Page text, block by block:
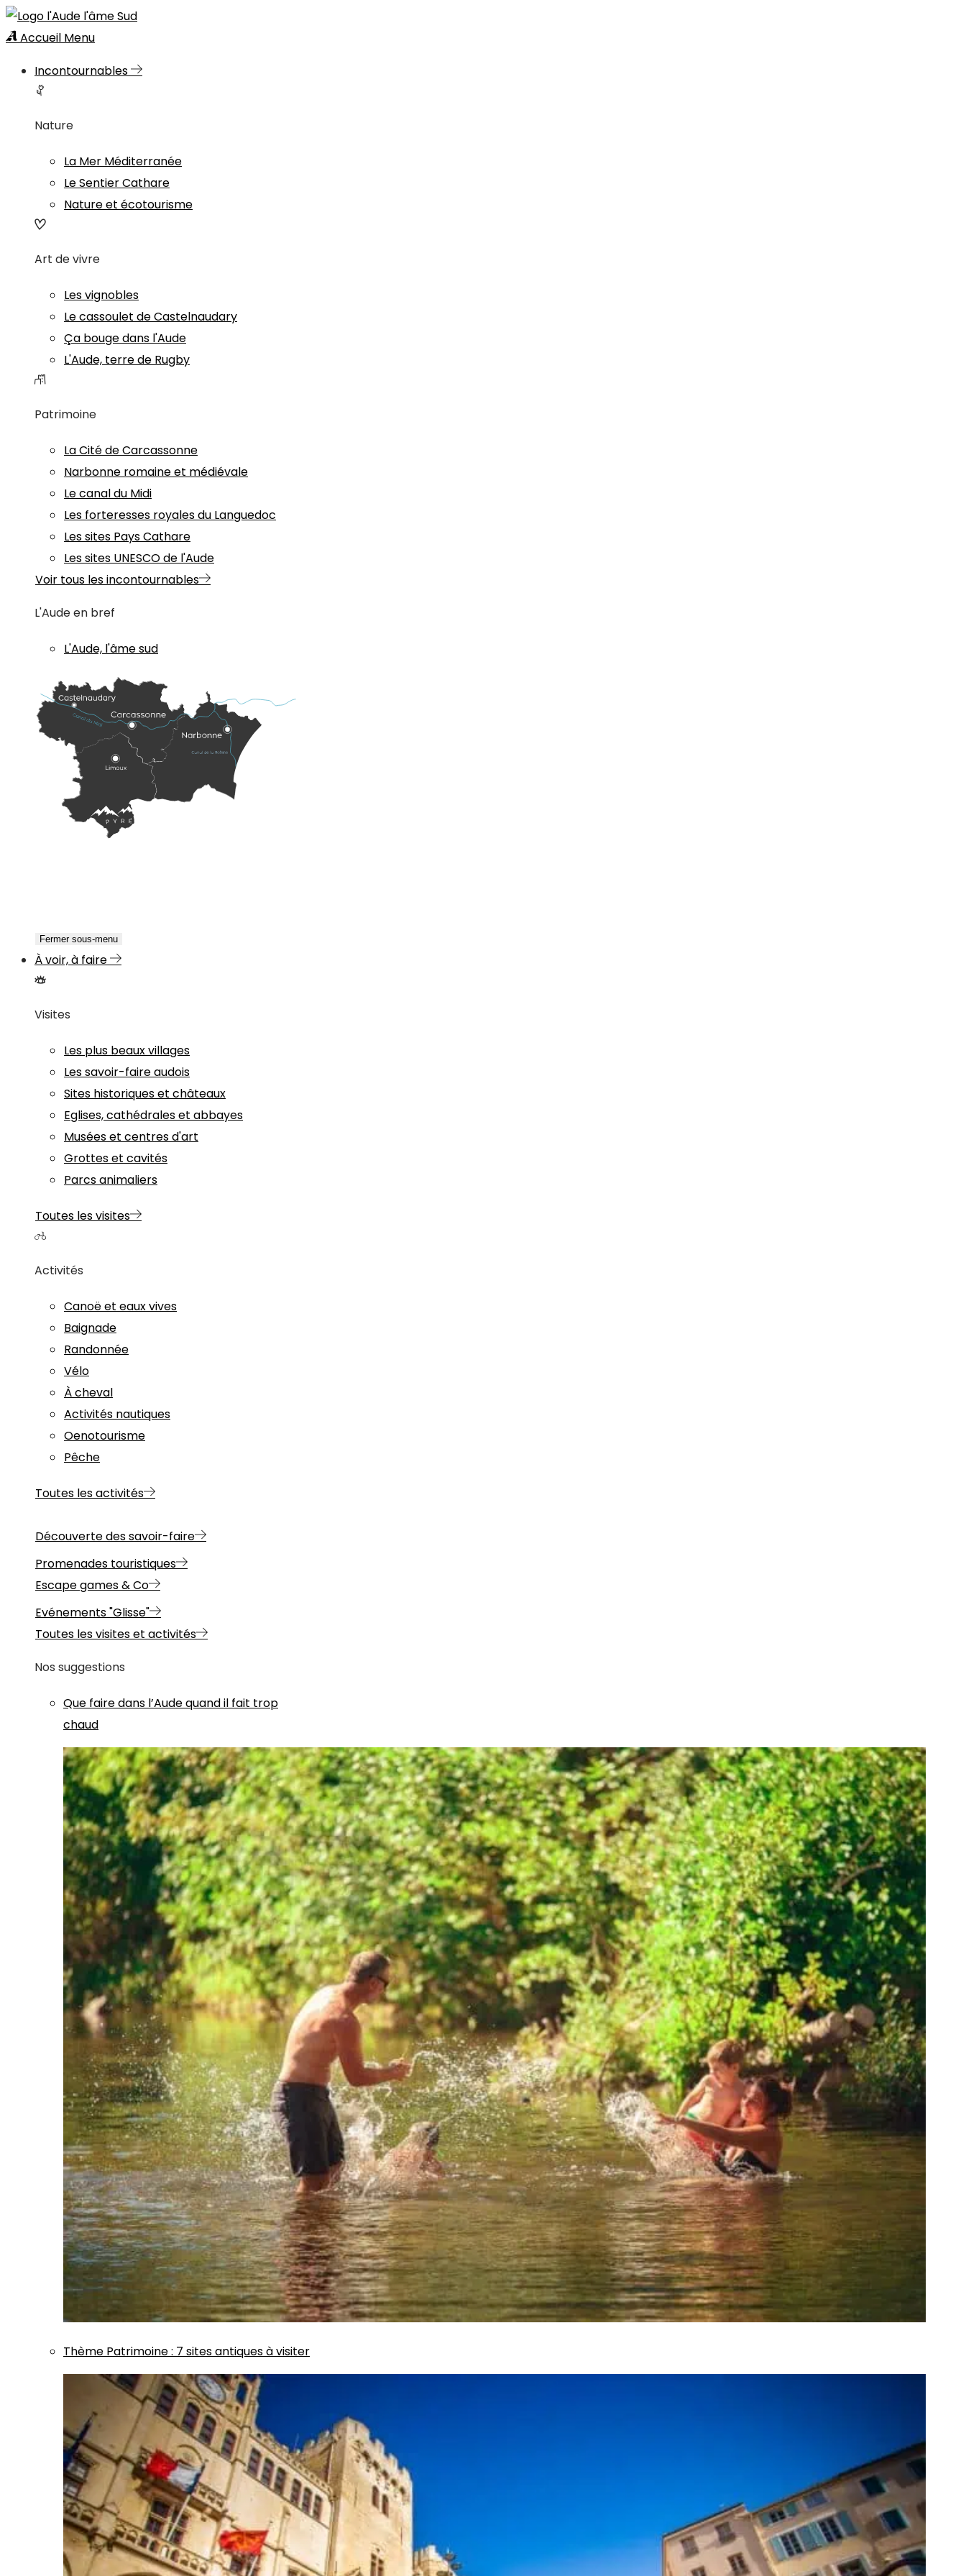
Accueil Menu
Incontournables
Nature
La Mer Méditerranée
Le Sentier Cathare
Nature et écotourisme
Art de vivre
Les vignobles
Le cassoulet de Castelnaudary
Ça bouge dans l'Aude
L'Aude, terre de Rugby
Patrimoine
La Cité de Carcassonne
Narbonne romaine et médiévale
Le canal du Midi
Les forteresses royales du Languedoc
Les sites Pays Cathare
Les sites UNESCO de l'Aude
Voir tous les incontournables
L'Aude en bref
L'Aude, l'âme sud
Fermer sous-menu
À voir, à faire
Visites
Les plus beaux villages
Les savoir-faire audois
Sites historiques et châteaux
Eglises, cathédrales et abbayes
Musées et centres d'art
Grottes et cavités
Parcs animaliers
Toutes les visites
Activités
Canoë et eaux vives
Baignade
Randonnée
Vélo
À cheval
Activités nautiques
Oenotourisme
Pêche
Toutes les activités
Découverte des savoir-faire
Promenades touristiques
Escape games & Co
Evénements "Glisse"
Toutes les visites et activités
Nos suggestions
Que faire dans l’Aude quand il fait trop
chaud
Thème Patrimoine: 7 sites antiques à visiter